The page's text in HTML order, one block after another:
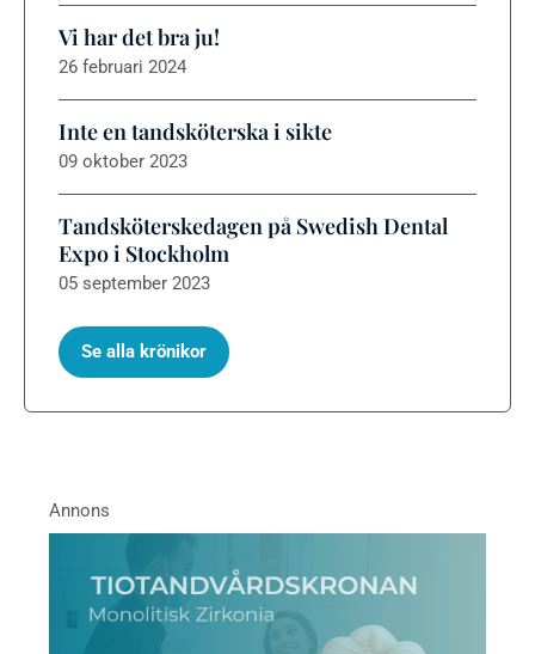
Vi har det bra ju!
26 februari 2024
Inte en tandsköterska i sikte
09 oktober 2023
Tandsköterskedagen på Swedish Dental
Expo i Stockholm
05 september 2023
Se alla krönikor